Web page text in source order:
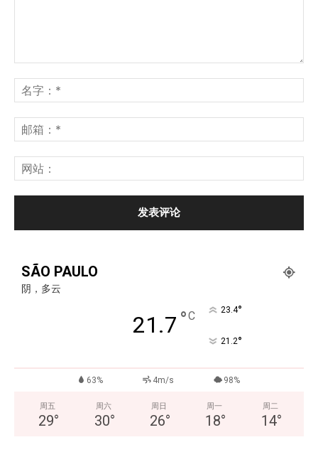
SÃO PAULO
阴，多云
21.7 °C 23.4°
21.2°
63% 4m/s 98%
周五
29°
周六
30°
周日
26°
周一
18°
周二
14°